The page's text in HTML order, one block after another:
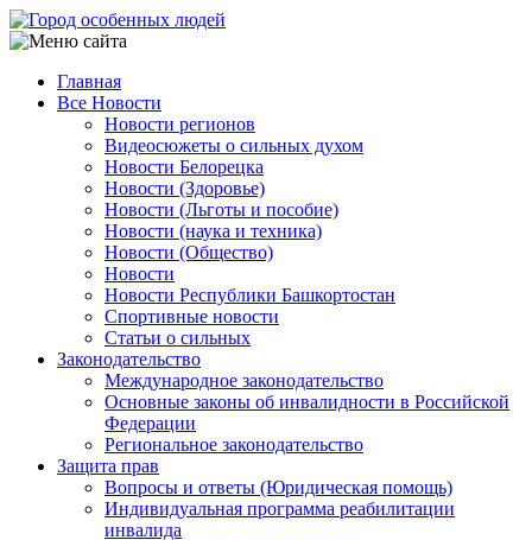
Перейти
к
содержанию
Main
navigation
Главная
Все Новости
Новости регионов
Видеосюжеты о сильных духом
Новости Белорецка
Новости (Здоровье)
Новости (Льготы и пособие)
Новости (наука и техника)
Новости (Общество)
Новости
Новости Республики Башкортостан
Спортивные новости
Статьи о сильных
Законодательство
Международное законодательство
Основные законы об инвалидности в Российской
Федерации
Региональное законодательство
Защита прав
Вопросы и ответы (Юридическая помощь)
Индивидуальная программа реабилитации
инвалида